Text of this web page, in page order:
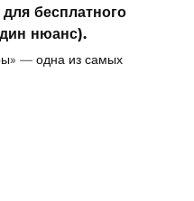
бесплатного
нюанс).
— одна из самых